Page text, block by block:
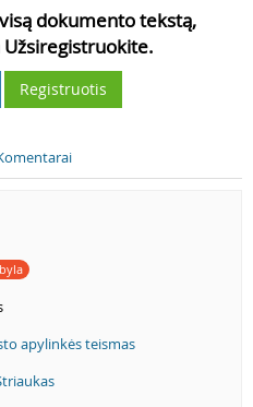
dokumento tekstą,
Registruotis
apylinkės teismas